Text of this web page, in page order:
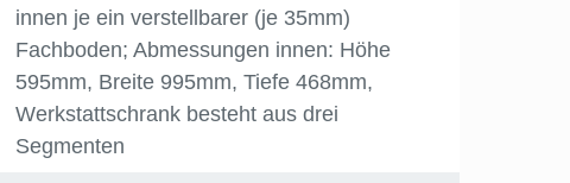
innen je ein verstellbarer (je 35mm)
Fachboden; Abmessungen innen: Höhe
595mm, Breite 995mm, Tiefe 468mm,
Werkstattschrank besteht aus drei
Segmenten